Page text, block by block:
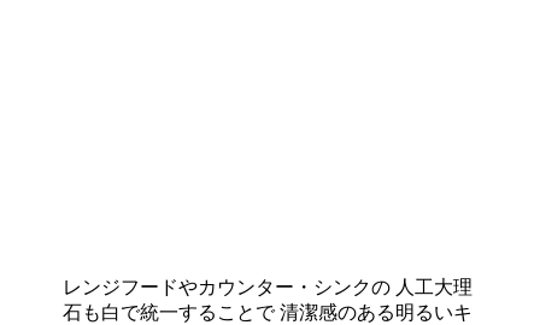
レンジフードやカウンター・シンクの 人工大理
石も白で統一することで 清潔感のある明るいキ